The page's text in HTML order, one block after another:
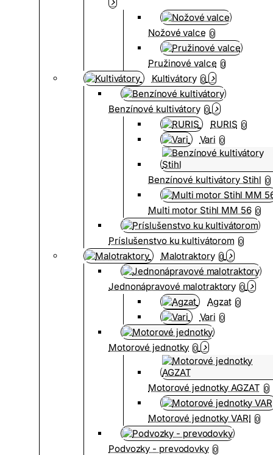
Nožové valce 0
Pružinové valce 0
Kultivátory 0
Benzínové kultivátory 0
RURIS 0
Vari 0
Benzínové kultivátory Stihl 0
Multi motor Stihl MM 56 0
Príslušenstvo ku kultivátorom 0
Malotraktory 0
Jednonápravové malotraktory 0
Agzat 0
Vari 0
Motorové jednotky 0
Motorové jednotky AGZAT 0
Motorové jednotky VARI 0
Podvozky - prevodovky 0